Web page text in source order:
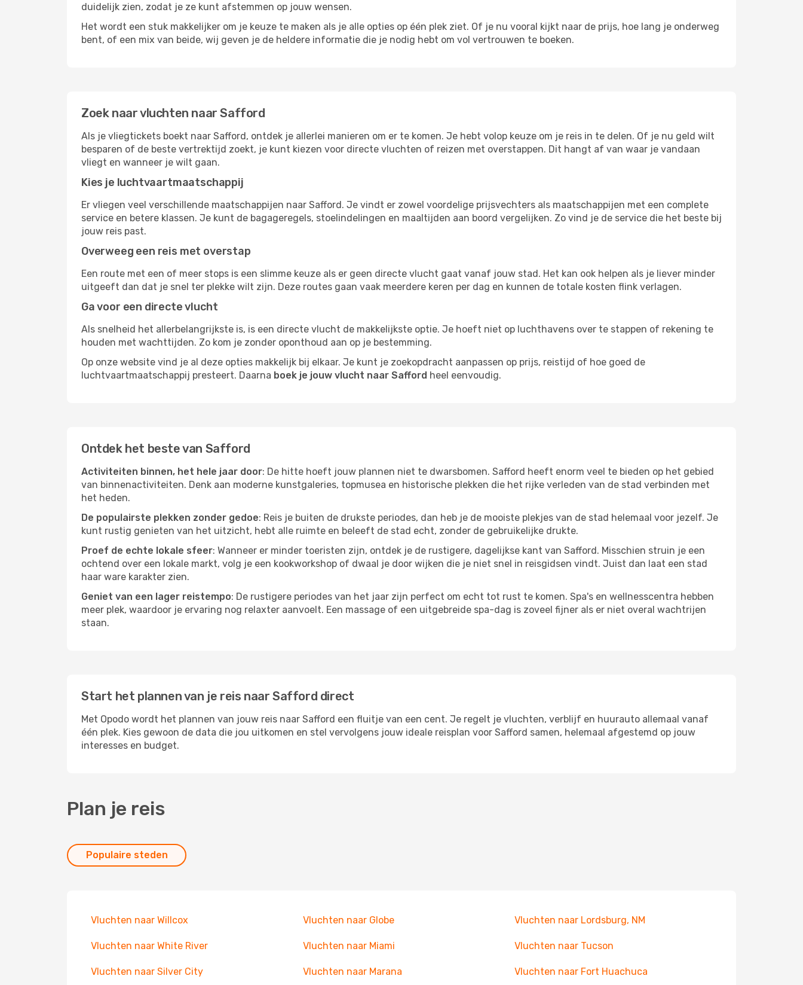
duidelijk zien, zodat je ze kunt afstemmen op jouw wensen.
Het wordt een stuk makkelijker om je keuze te maken als je alle opties op één plek ziet. Of je nu vooral kijkt naar de prijs, hoe lang je onderweg
bent, of een mix van beide, wij geven je de heldere informatie die je nodig hebt om vol vertrouwen te boeken.
Zoek naar vluchten naar Safford
Als je vliegtickets boekt naar Safford, ontdek je allerlei manieren om er te komen. Je hebt volop keuze om je reis in te delen. Of je nu geld wilt
besparen of de beste vertrektijd zoekt, je kunt kiezen voor directe vluchten of reizen met overstappen. Dit hangt af van waar je vandaan
vliegt en wanneer je wilt gaan.
Kies je luchtvaartmaatschappij
Er vliegen veel verschillende maatschappijen naar Safford. Je vindt er zowel voordelige prijsvechters als maatschappijen met een complete
service en betere klassen. Je kunt de bagageregels, stoelindelingen en maaltijden aan boord vergelijken. Zo vind je de service die het beste bij
jouw reis past.
Overweeg een reis met overstap
Een route met een of meer stops is een slimme keuze als er geen directe vlucht gaat vanaf jouw stad. Het kan ook helpen als je liever minder
uitgeeft dan dat je snel ter plekke wilt zijn. Deze routes gaan vaak meerdere keren per dag en kunnen de totale kosten flink verlagen.
Ga voor een directe vlucht
Als snelheid het allerbelangrijkste is, is een directe vlucht de makkelijkste optie. Je hoeft niet op luchthavens over te stappen of rekening te
houden met wachttijden. Zo kom je zonder oponthoud aan op je bestemming.
Op onze website vind je al deze opties makkelijk bij elkaar. Je kunt je zoekopdracht aanpassen op prijs, reistijd of hoe goed de
luchtvaartmaatschappij presteert. Daarna boek je jouw vlucht naar Safford heel eenvoudig.
Ontdek het beste van Safford
Activiteiten binnen, het hele jaar door: De hitte hoeft jouw plannen niet te dwarsbomen. Safford heeft enorm veel te bieden op het gebied
van binnenactiviteiten. Denk aan moderne kunstgaleries, topmusea en historische plekken die het rijke verleden van de stad verbinden met
het heden.
De populairste plekken zonder gedoe: Reis je buiten de drukste periodes, dan heb je de mooiste plekjes van de stad helemaal voor jezelf. Je
kunt rustig genieten van het uitzicht, hebt alle ruimte en beleeft de stad echt, zonder de gebruikelijke drukte.
Proef de echte lokale sfeer: Wanneer er minder toeristen zijn, ontdek je de rustigere, dagelijkse kant van Safford. Misschien struin je een
ochtend over een lokale markt, volg je een kookworkshop of dwaal je door wijken die je niet snel in reisgidsen vindt. Juist dan laat een stad
haar ware karakter zien.
Geniet van een lager reistempo: De rustigere periodes van het jaar zijn perfect om echt tot rust te komen. Spa's en wellnesscentra hebben
meer plek, waardoor je ervaring nog relaxter aanvoelt. Een massage of een uitgebreide spa-dag is zoveel fijner als er niet overal wachtrijen
staan.
Start het plannen van je reis naar Safford direct
Met Opodo wordt het plannen van jouw reis naar Safford een fluitje van een cent. Je regelt je vluchten, verblijf en huurauto allemaal vanaf
één plek. Kies gewoon de data die jou uitkomen en stel vervolgens jouw ideale reisplan voor Safford samen, helemaal afgestemd op jouw
interesses en budget.
Plan je reis
Populaire steden
Vluchten naar Willcox Vluchten naar Globe Vluchten naar Lordsburg, NM
Vluchten naar White River Vluchten naar Miami Vluchten naar Tucson
Vluchten naar Silver City Vluchten naar Marana Vluchten naar Fort Huachuca